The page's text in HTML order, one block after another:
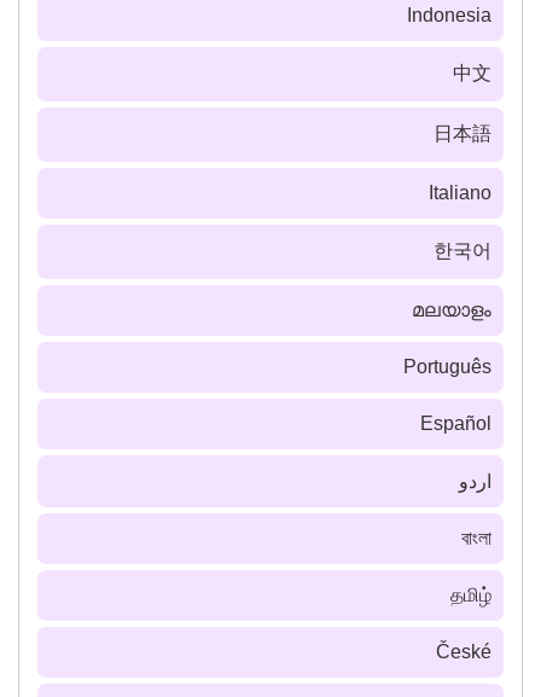
Indonesia
中文
日本語
Italiano
한국어
മലയാളം
Português
Español
اردو
বাংলা
தமிழ்
České